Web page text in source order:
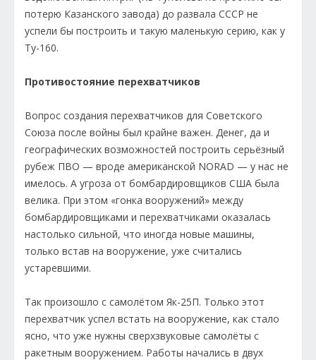
потерю Казанского завода) до развала СССР не
успели бы построить и такую маленькую серию, как у
Ту-160.
Противостояние перехватчиков
Вопрос создания перехватчиков для Советского
Союза после войны был крайне важен. Денег, да и
географических возможностей построить серьёзный
рубеж ПВО — вроде американской NORAD — у нас не
имелось. А угроза от бомбардировщиков США была
велика. При этом «гонка вооружений» между
бомбардировщиками и перехватчиками оказалась
настолько сильной, что иногда новые машины,
только встав на вооружение, уже считались
устаревшими.
Так произошло с самолётом Як-25П. Только этот
перехватчик успел встать на вооружение, как стало
ясно, что уже нужны сверхзвуковые самолёты с
ракетным вооружением. Работы начались в двух